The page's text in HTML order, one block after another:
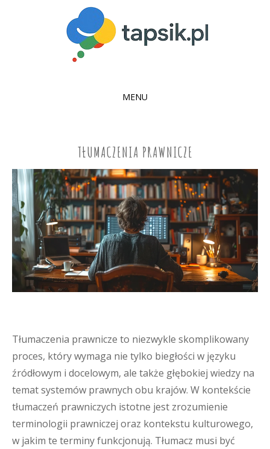
MENU
TŁUMACZENIA PRAWNICZE
Tłumaczenia prawnicze to niezwykle skomplikowany
proces, który wymaga nie tylko biegłości w języku
źródłowym i docelowym, ale także głębokiej wiedzy na
temat systemów prawnych obu krajów. W kontekście
tłumaczeń prawniczych istotne jest zrozumienie
terminologii prawniczej oraz kontekstu kulturowego,
w jakim te terminy funkcjonują. Tłumacz musi być